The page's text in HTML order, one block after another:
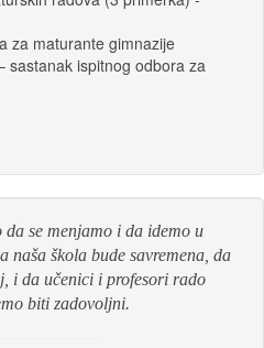
za maturante gimnazije
sastanak ispitnog odbora za
se menjamo i da idemo u
naša škola bude savremena, da
i da učenici i profesori rado
biti zadovoljni.